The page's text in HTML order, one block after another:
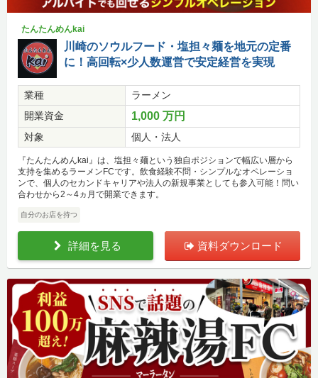
たんたんめんkai
川崎のソウルフード・塩担々麺を地元の定番
に！高回転×少人数運営で安定経営を実現
業種
ラーメン
開業資金
1,000 万円
対象 個人・法人
『たんたんめんkai』は、塩担々麺という独自ポジションで幅広い層から
支持を集めるラーメンFCです。飲食経験不問・シンプルなオペレーショ
ンで、個人のセカンドキャリアや法人の新規事業としても参入可能！問い
合わせから2～4ヵ月で開業できます。
自分のお店を持つ
詳細を見る 資料ダウンロード